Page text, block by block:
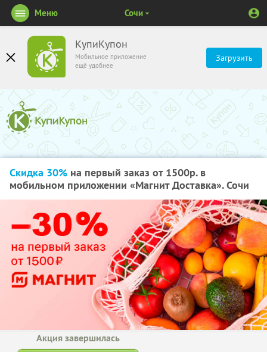
КупиКупон
Мобильное приложение
ещё удобнее
Загрузить
Меню Сочи
Скидка 30% на первый заказ от 1500р. в
мобильном приложении «Магнит Доставка». Сочи
Акция завершилась